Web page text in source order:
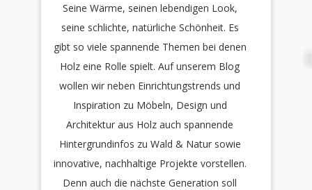
Seine Wärme, seinen lebendigen Look,
seine schlichte, natürliche Schönheit. Es
gibt so viele spannende Themen bei denen
Holz eine Rolle spielt. Auf unserem Blog
wollen wir neben Einrichtungstrends und
Inspiration zu Möbeln, Design und
Architektur aus Holz auch spannende
Hintergrundinfos zu Wald & Natur sowie
innovative, nachhaltige Projekte vorstellen.
Denn auch die nächste Generation soll